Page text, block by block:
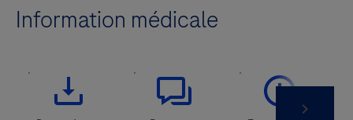
Information médicale